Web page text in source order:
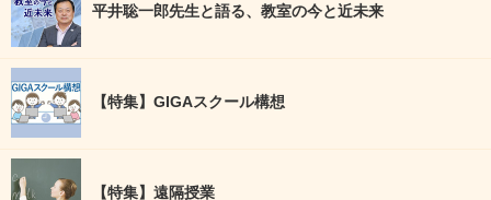
平井聡一郎先生と語る、教室の今と近未来
【特集】GIGAスクール構想
【特集】遠隔授業